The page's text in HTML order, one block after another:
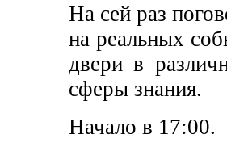
На сей раз
на реальных
двери в
сферы знания.
Начало в 17:00.